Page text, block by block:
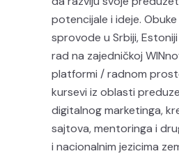
potencijale i ideje.
sprovode u Srbiji,
rad na zajedničkoj
platformi / radnom
kursevi iz oblasti
digitalnog marketinga,
sajtova, mentoringa i
i nacionalnim jezicima